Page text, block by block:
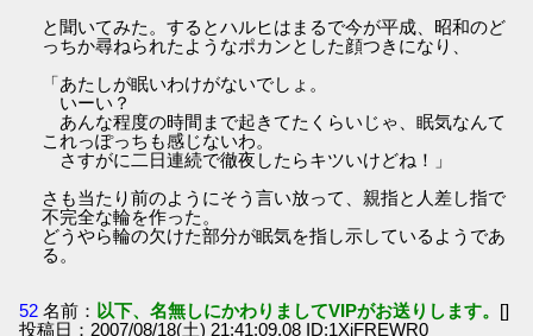
と聞いてみた。するとハルヒはまるで今が平成、昭和のど
っちか尋ねられたようなポカンとした顔つきになり、
「あたしが眠いわけがないでしょ。
いーい？
あんな程度の時間まで起きてたくらいじゃ、眠気なんて
これっぽっちも感じないわ。
さすがに二日連続で徹夜したらキツいけどね！」
さも当たり前のようにそう言い放って、親指と人差し指で
不完全な輪を作った。
どうやら輪の欠けた部分が眠気を指し示しているようであ
る。
52 名前： 以下、名無しにかわりましてVIPがお送りします。 []
投稿日：2007/08/18(土) 21:41:09.08 ID:1XjFREWR0